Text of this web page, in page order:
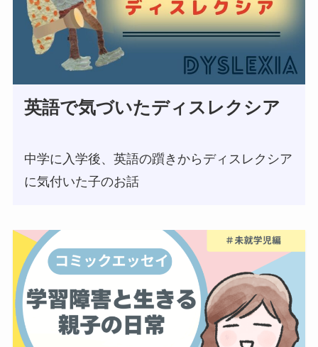
英語で気づいたディスレクシア
中学に入学後、英語の躓きからディスレクシア
に気付いた子のお話